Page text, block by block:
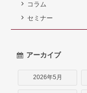
アクセス
コラム
セミナー
アーカイブ
2026年5月